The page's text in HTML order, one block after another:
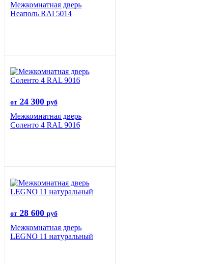
Межкомнатная дверь
Неаполь RAl 5014
от 24 300 руб
Межкомнатная дверь
Соленто 4 RAL 9016
от 28 600 руб
Межкомнатная дверь
LEGNO 11 натуральный